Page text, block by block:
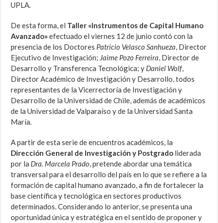
UPLA.
De esta forma, el Taller «Instrumentos de Capital Humano
Avanzado»efectuado el viernes 12 de junio contó con la
presencia de los Doctores Patricio Velasco Sanhueza, Director
Ejecutivo de Investigación; Jaime Pozo Ferreira, Director de
Desarrollo y Transferenca Tecnológica; y Daniel Wolf,
Director Académico de Investigación y Desarrollo, todos
representantes de la Vicerrectoría de Investigación y
Desarrollo de la Universidad de Chile, además de académicos
de la Universidad de Valparaíso y de la Universidad Santa
María.
A partir de esta serie de encuentros académicos, la
Dirección General de Investigación y Postgrado liderada
por la Dra. Marcela Prado, pretende abordar una temática
transversal para el desarrollo del país en lo que se refiere a la
formación de capital humano avanzado, a fin de fortalecer la
base científica y tecnológica en sectores productivos
determinados. Considerando lo anterior, se presenta una
oportunidad única y estratégica en el sentido de proponer y